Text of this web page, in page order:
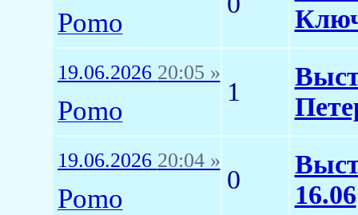
Pomo
19.06.2026 20:05 »
Pomo
1
19.06.2026 20:04 »
Pomo
0
16.06